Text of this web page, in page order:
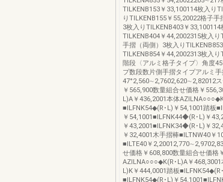
TILKENB153￥33,100114枚入り
りTILKENB155￥55,20022格子手
3枚入りTILKENB403￥33,100114
TILKENB404￥44,2002315枚入
手摺（両側）3枚入り
TILKENB854￥44,2002313枚入
階段〈アルミ格子タイプ〉角度
プ数段数片側手摺タイプアルミ手
47°2,560∼2,7602,620∼2,82012
￥565,900数量組合せ価格￥
L)A￥436,2001本体
■ILFNK54◆(R･L)￥54,1001踏板
￥54,1001■ILFNK44◆(R･L)￥
￥43,2001■ILFNK34◆(R･L)￥
￥32,4001木手摺棒■ILTNW40￥
■ILTE40￥
せ価格￥608,800数量組合せ価格
AZILNA○○○◆K(R･L)A￥
L)K￥444,0001踏板■ILFNK54◆(R
■ILFNK54◆(R･L)￥